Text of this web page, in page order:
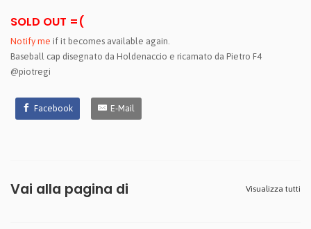
SOLD OUT =(
Notify me if it becomes available again.
Baseball cap disegnato da Holdenaccio e ricamato da Pietro F4
@piotregi
Facebook E-Mail
Vai alla pagina di Visualizza tutti